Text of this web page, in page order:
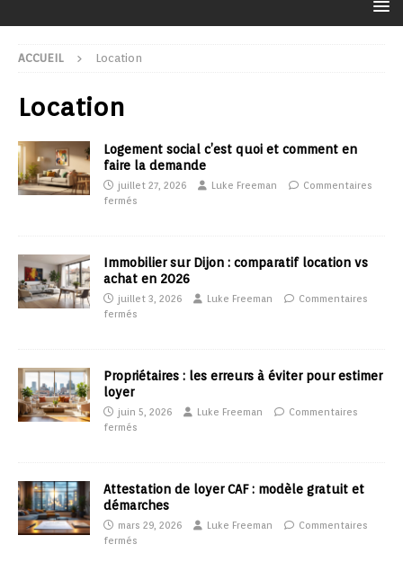
ACCUEIL Location
Location
Logement social c’est quoi et comment en
faire la demande
juillet 27, 2026 Luke Freeman
Commentaires
fermés
Immobilier sur Dijon : comparatif location vs
achat en 2026
juillet 3, 2026 Luke Freeman
Commentaires
fermés
Propriétaires : les erreurs à éviter pour estimer
loyer
juin 5, 2026 Luke Freeman
Commentaires
fermés
Attestation de loyer CAF : modèle gratuit et
démarches
mars 29, 2026 Luke Freeman
Commentaires
fermés